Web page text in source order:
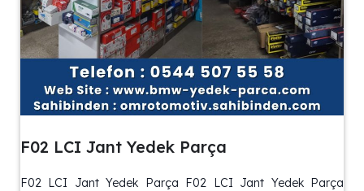
F02 LCI Jant Yedek Parça
F02 LCI Jant Yedek Parça F02 LCI Jant Yedek Parça